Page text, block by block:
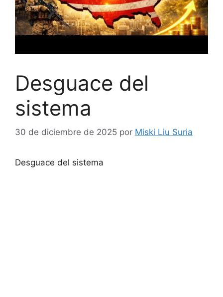
Desguace del
sistema
30 de diciembre de 2025 por Miski Liu Suria
Desguace del sistema